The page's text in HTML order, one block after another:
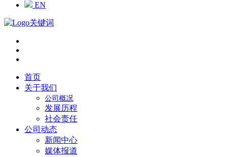
EN
首页
关于我们
公司概况
发展历程
社会责任
公司动态
新闻中心
媒体报道